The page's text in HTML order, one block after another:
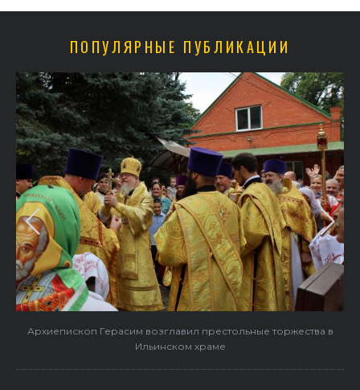
ПОПУЛЯРНЫЕ ПУБЛИКАЦИИ
В праздник святого Серафима Саровского архиепископ
Герасим совершил Литургию в Покровском храме